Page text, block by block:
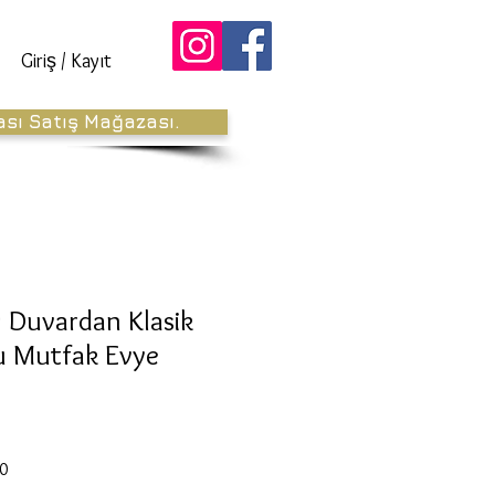
Giriş / Kayıt
Satış Mağazası.
Duvardan Klasik
Mutfak Evye